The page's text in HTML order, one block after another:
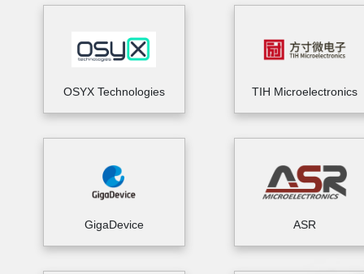
OSYX Technologies TIH Microelectronics
GigaDevice ASR